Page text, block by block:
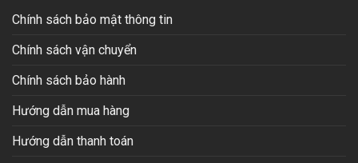
Chính sách bảo mật thông tin
Chính sách vận chuyển
Chính sách bảo hành
Hướng dẫn mua hàng
Hướng dẫn thanh toán